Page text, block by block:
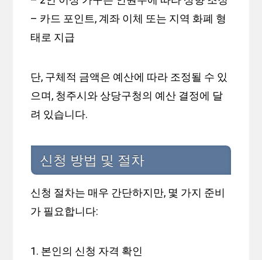
– 카드 포인트, 계좌 이체 또는 지역 화폐 형
태로 지급
단, 구체적 금액은 예산에 따라 조정될 수 있
으며, 청주시와 상당구청의 예산 결정에 달
려 있습니다.
신청 방법 및 절차
신청 절차는 매우 간단하지만, 몇 가지 준비
가 필요합니다:
1. 본인의 신청 자격 확인